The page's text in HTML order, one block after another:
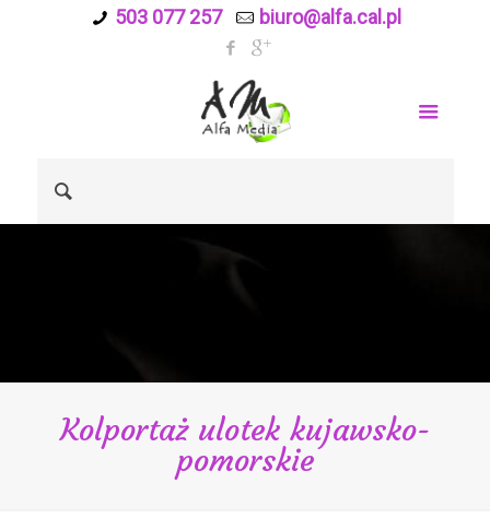
503 077 257 biuro@alfa.cal.pl
Kolportaż ulotek kujawsko-
pomorskie